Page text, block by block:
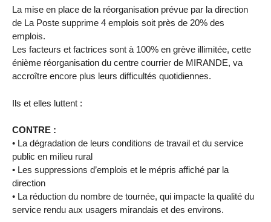
La mise en place de la réorganisation prévue par la direction
de La Poste supprime 4 emplois soit près de 20% des
emplois.
Les facteurs et factrices sont à 100% en grève illimitée, cette
énième réorganisation du centre courrier de MIRANDE, va
accroître encore plus leurs difficultés quotidiennes.
Ils et elles luttent :
CONTRE :
• La dégradation de leurs conditions de travail et du service
public en milieu rural
• Les suppressions d’emplois et le mépris affiché par la
direction
• La réduction du nombre de tournée, qui impacte la qualité du
service rendu aux usagers mirandais et des environs.